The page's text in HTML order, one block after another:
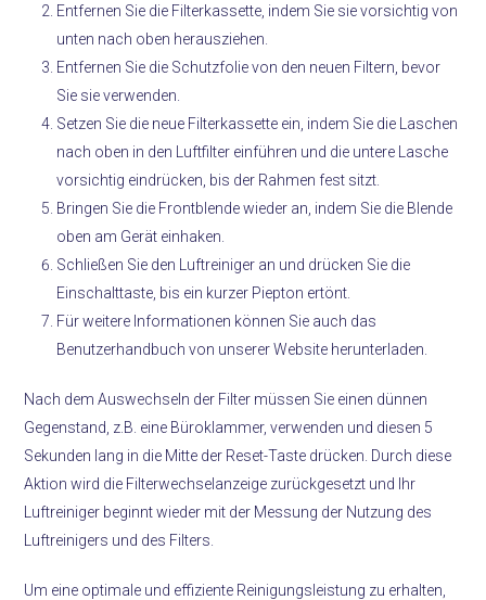
Entfernen Sie die Filterkassette, indem Sie sie vorsichtig von
unten nach oben herausziehen.
Entfernen Sie die Schutzfolie von den neuen Filtern, bevor
Sie sie verwenden.
Setzen Sie die neue Filterkassette ein, indem Sie die Laschen
nach oben in den Luftfilter einführen und die untere Lasche
vorsichtig eindrücken, bis der Rahmen fest sitzt.
Bringen Sie die Frontblende wieder an, indem Sie die Blende
oben am Gerät einhaken.
Schließen Sie den Luftreiniger an und drücken Sie die
Einschalttaste, bis ein kurzer Piepton ertönt.
Für weitere Informationen können Sie auch das
Benutzerhandbuch von unserer Website herunterladen.
Nach dem Auswechseln der Filter müssen Sie einen dünnen
Gegenstand, z.B. eine Büroklammer, verwenden und diesen 5
Sekunden lang in die Mitte der Reset-Taste drücken. Durch diese
Aktion wird die Filterwechselanzeige zurückgesetzt und Ihr
Luftreiniger beginnt wieder mit der Messung der Nutzung des
Luftreinigers und des Filters.
Um eine optimale und effiziente Reinigungsleistung zu erhalten,